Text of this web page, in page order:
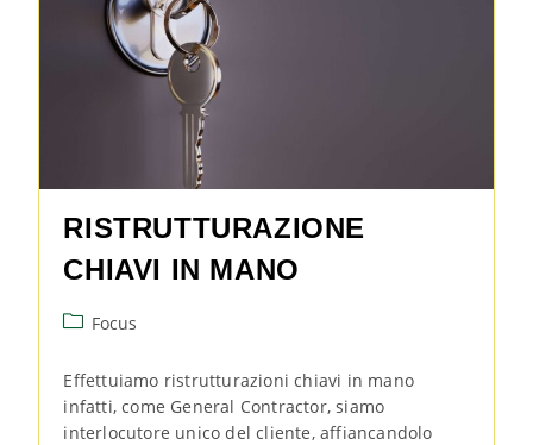
RISTRUTTURAZIONE
CHIAVI IN MANO
Focus
Effettuiamo ristrutturazioni chiavi in mano
infatti, come General Contractor, siamo
interlocutore unico del cliente, affiancandolo